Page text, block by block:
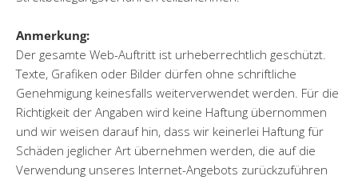
Anmerkung:
Der gesamte Web-Auftritt ist urheberrechtlich geschützt.
Texte, Grafiken oder Bilder dürfen ohne schriftliche
Genehmigung keinesfalls weiterverwendet werden. Für die
Richtigkeit der Angaben wird keine Haftung übernommen
und wir weisen darauf hin, dass wir keinerlei Haftung für
Schäden jeglicher Art übernehmen werden, die auf die
Verwendung unseres Internet-Angebots zurückzuführen